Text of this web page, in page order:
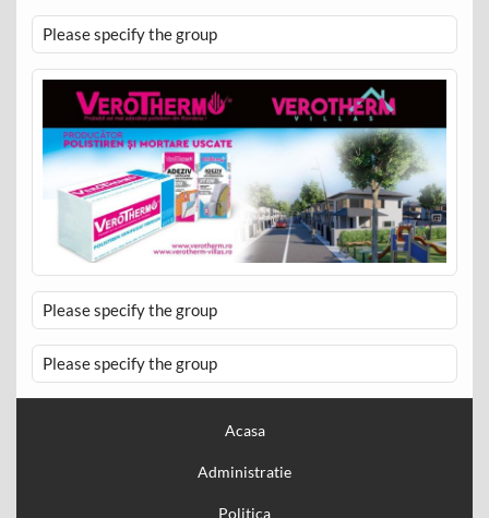
Please specify the group
Please specify the group
Please specify the group
Acasa
Administratie
Politica